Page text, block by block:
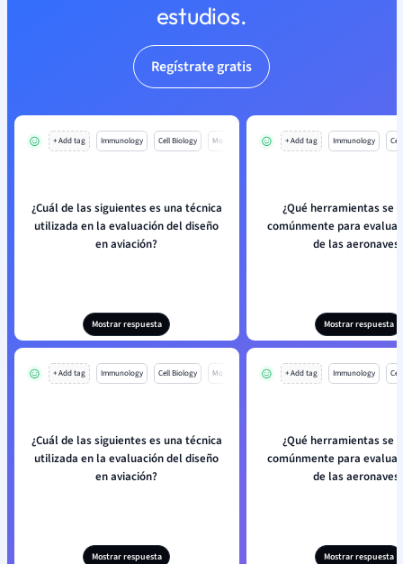
estudios.
Regístrate gratis
+ Add tag Immunology Cell Biology Mo
¿Cuál de las siguientes es una técnica
utilizada en la evaluación del diseño
en aviación?
Mostrar respuesta
+ Add tag Immunology
¿Qué herramientas se
comúnmente para
de las
Mostrar respuesta
+ Add tag Immunology Cell Biology Mo
¿Cuál de las siguientes es una técnica
utilizada en la evaluación del diseño
en aviación?
Mostrar respuesta
+ Add tag Immunology
¿Qué herramientas se
comúnmente para
de las
Mostrar respuesta